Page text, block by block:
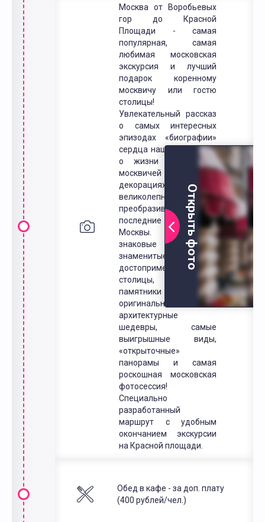
Москва от Воробьевых
гор до Красной
Площади - самая
популярная, самая
любимая московская
экскурсия и лучший
подарок коренному
москвичу или гостю
столицы!
Увлекательный рассказ
о самых интересных
эпизодах «биографии»
сердца нашей Родины и
о жизни знаменитых
москвичей в волшебных
декорациях
великолепной,
преобразившейся за
последние десятилетия
Москвы. Самые
знаковые и самые
знаменитые
достопримечательности
столицы, интересные
памятники и
оригинальные
архитектурные
шедевры, самые
выигрышные виды,
«открыточные»
панорамы и самая
роскошная московская
фотосессия!
Специально
разработанный
маршрут с удобным
окончанием экскурсии
на Красной площади.
Открыть фото
Обед в кафе - за доп. плату
(400 рублей/чел.)